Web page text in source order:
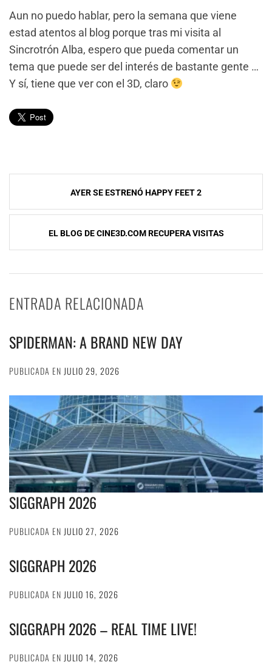
Aun no puedo hablar, pero la semana que viene
estad atentos al blog porque tras mi visita al
Sincrotrón Alba, espero que pueda comentar un
tema que puede ser del interés de bastante gente …
Y sí, tiene que ver con el 3D, claro
Navegación
de
entradas
AYER SE ESTRENÓ HAPPY FEET 2
EL BLOG DE CINE3D.COM RECUPERA VISITAS
ENTRADA RELACIONADA
SPIDERMAN: A BRAND NEW DAY
PUBLICADA EN JULIO 29, 2026
SIGGRAPH 2026
PUBLICADA EN JULIO 27, 2026
SIGGRAPH 2026
PUBLICADA EN JULIO 16, 2026
SIGGRAPH 2026 – REAL TIME LIVE!
PUBLICADA EN JULIO 14, 2026